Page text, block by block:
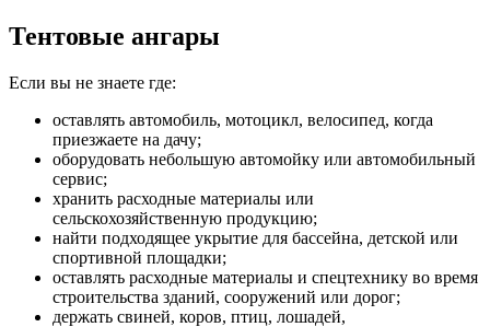
Тентовые ангары
Если вы не знаете где:
оставлять автомобиль, мотоцикл, велосипед, когда
приезжаете на дачу;
оборудовать небольшую автомойку или автомобильный
сервис;
хранить расходные материалы или
сельскохозяйственную продукцию;
найти подходящее укрытие для бассейна, детской или
спортивной площадки;
оставлять расходные материалы и спецтехнику во время
строительства зданий, сооружений или дорог;
держать свиней, коров, птиц, лошадей,